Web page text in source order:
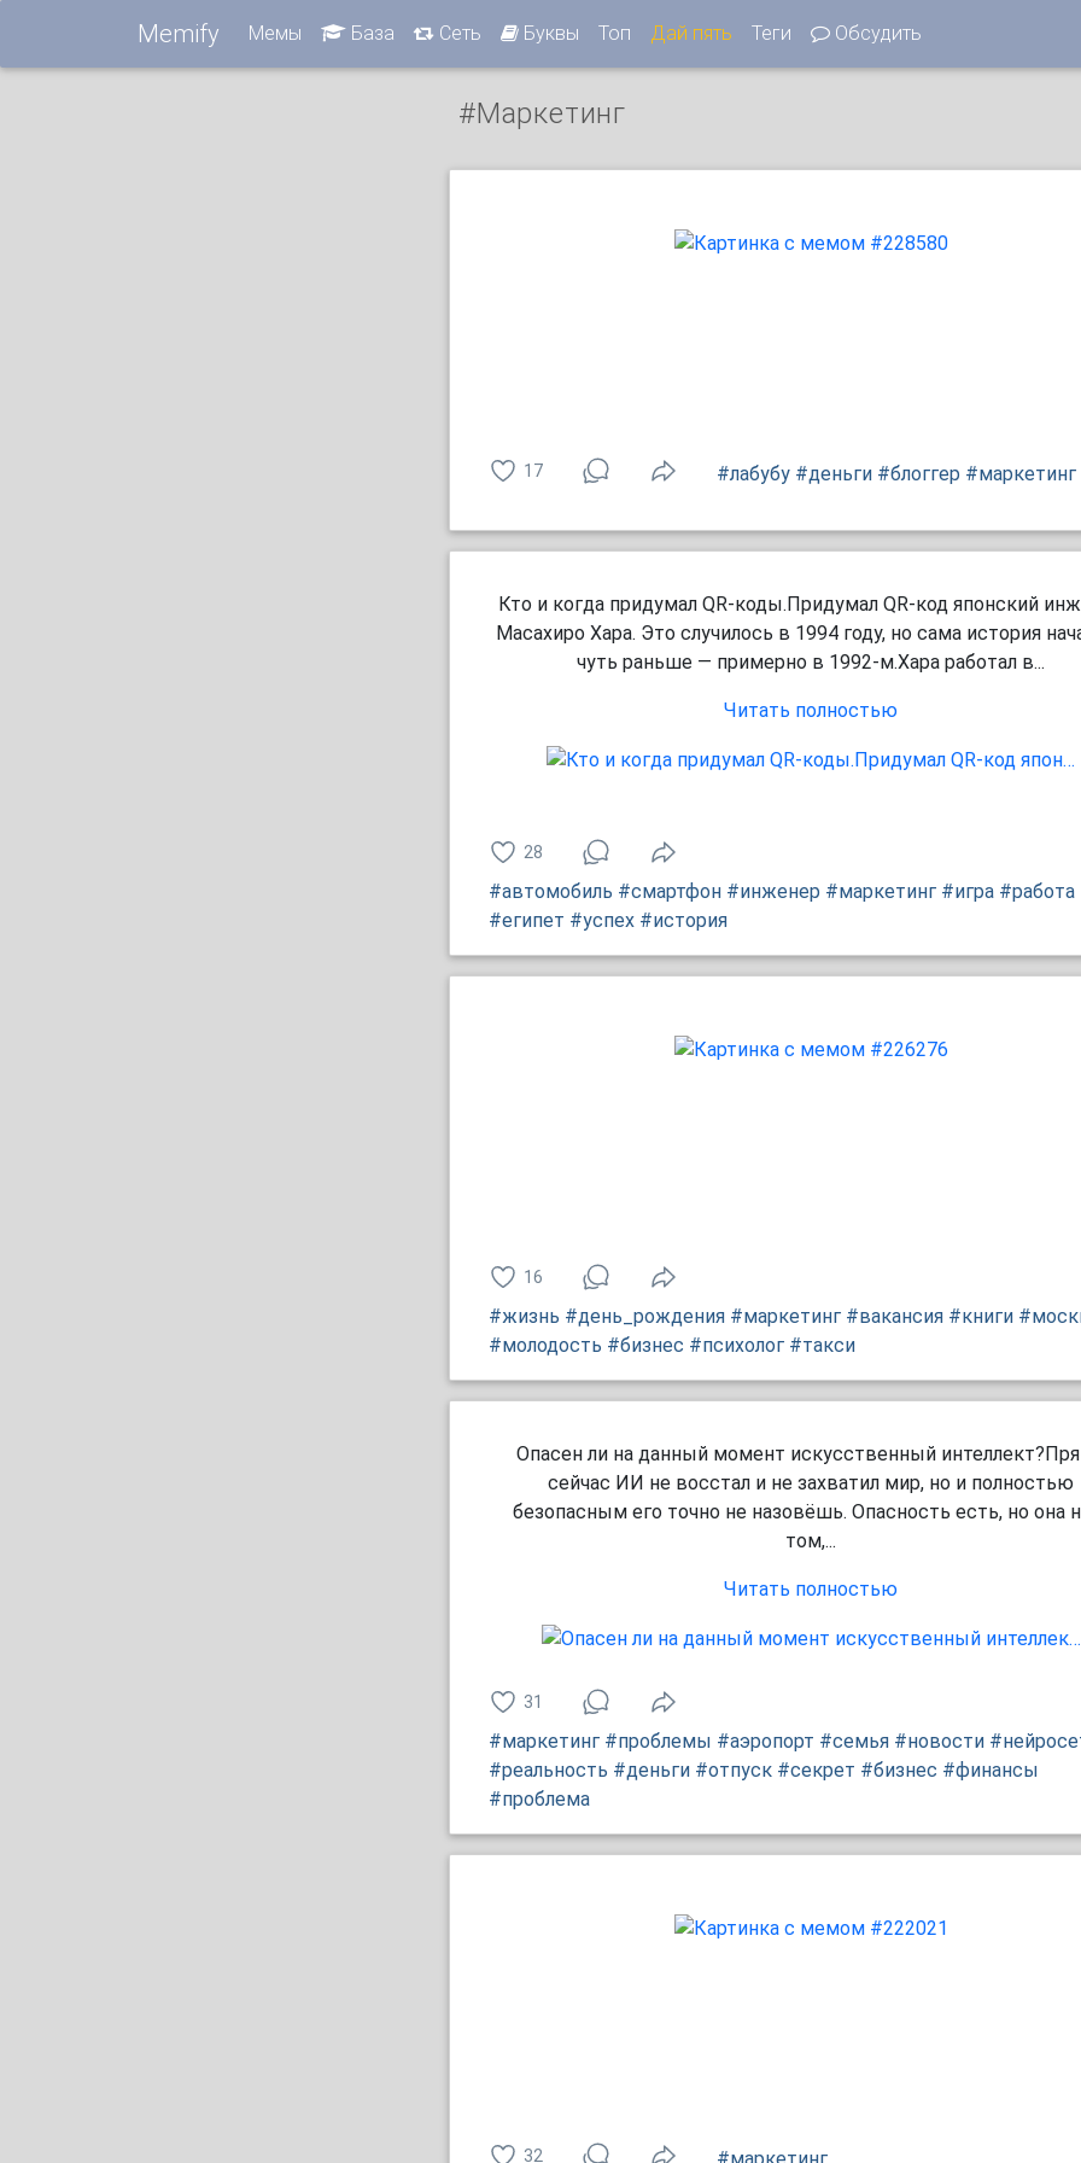
Memify Мемы База Сеть Буквы Топ Дай пять Теги Обсудить
#маркетинг
17 #лабубу #деньги #блоггер #маркетинг
Кто и когда придумал QR-коды.Придумал QR-код японский
Масахиро Хара. Это случилось в 1994 году, но сама история
чуть раньше — примерно в 1992-м.Хара работал в...
Читать полностью
28
#автомобиль #смартфон #инженер #маркетинг #игра #работа
#египет #успех #история
16
#жизнь #день_рождения #маркетинг #вакансия #книги
#молодость #бизнес #психолог #такси
Опасен ли на данный момент искусственный
сейчас ИИ не восстал и не захватил мир, но и полностью
безопасным его точно не назовёшь. Опасность есть, но она
том,...
Читать полностью
31
#маркетинг #проблемы #аэропорт #семья #новости
#реальность #деньги #отпуск #секрет #бизнес #финансы
#проблема
32